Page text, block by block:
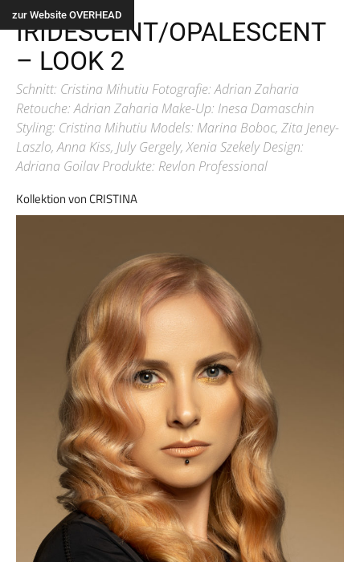
zur Website OVERHEAD
IRIDESCENT/OPALESCENT
– LOOK 2
Schnitt: Cristina Mihutiu Fotografie: Adrian Zaharia
Retouche: Adrian Zaharia Make-Up: Inesa Damaschin
Styling: Cristina Mihutiu Models: Marina Boboc, Zita Jeney-
Laszlo, Anna Kiss, July Gergely, Xenia Szekely Design:
Adriana Goilav Produkte: Revlon Professional
Kollektion von CRISTINA